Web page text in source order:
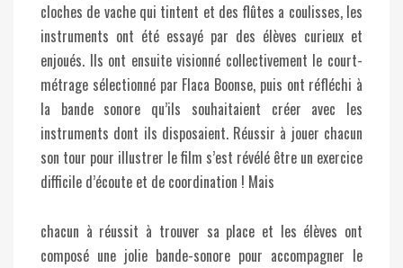
cloches de vache qui tintent et des flûtes a coulisses, les
instruments ont été essayé par des élèves curieux et
enjoués. Ils ont ensuite visionné collectivement le court-
métrage sélectionné par Flaca Boonse, puis ont réfléchi à
la bande sonore qu’ils souhaitaient créer avec les
instruments dont ils disposaient. Réussir à jouer chacun
son tour pour illustrer le film s’est révélé être un exercice
difficile d’écoute et de coordination ! Mais
chacun à réussit à trouver sa place et les élèves ont
composé une jolie bande-sonore pour accompagner le